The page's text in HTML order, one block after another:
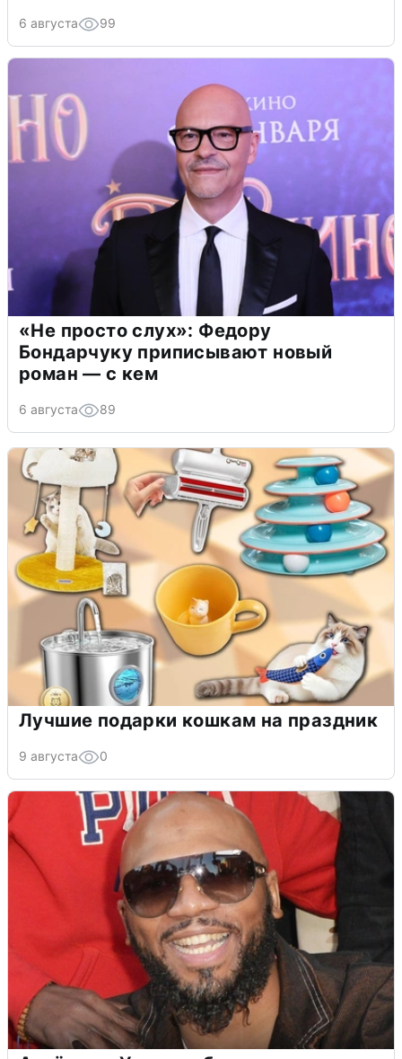
6 августа 99
«Не просто слух»: Федору
Бондарчуку приписывают новый
роман — с кем
6 августа 89
Лучшие подарки кошкам на праздник
9 августа 0